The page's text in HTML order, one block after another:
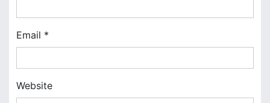
Email *
Website